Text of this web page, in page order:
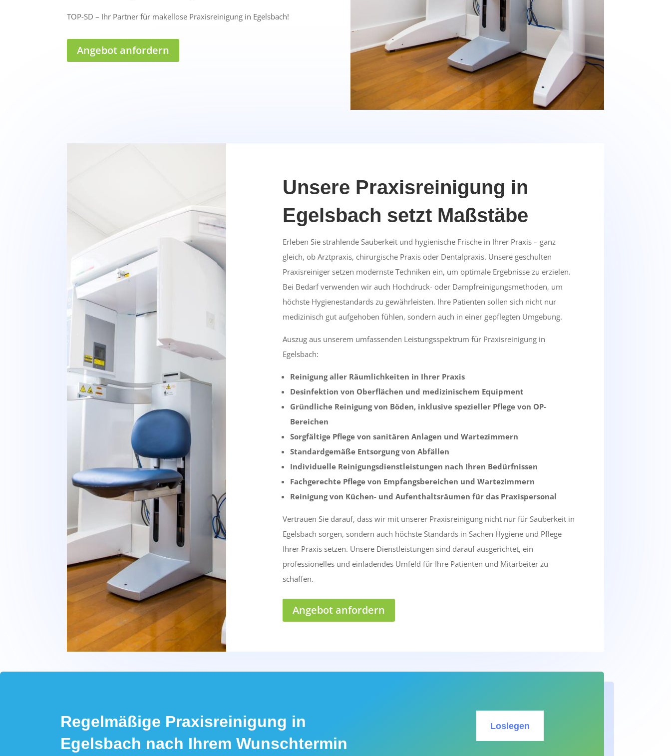
TOP-SD – Ihr Partner für makellose Praxisreinigung in Egelsbach!
Angebot anfordern
Unsere Praxisreinigung in
Egelsbach setzt Maßstäbe
Erleben Sie strahlende Sauberkeit und hygienische Frische in Ihrer Praxis – ganz
gleich, ob Arztpraxis, chirurgische Praxis oder Dentalpraxis. Unsere geschulten
Praxisreiniger setzen modernste Techniken ein, um optimale Ergebnisse zu erzielen.
Bei Bedarf verwenden wir auch Hochdruck- oder Dampfreinigungsmethoden, um
höchste Hygienestandards zu gewährleisten. Ihre Patienten sollen sich nicht nur
medizinisch gut aufgehoben fühlen, sondern auch in einer gepflegten Umgebung.
Auszug aus unserem umfassenden Leistungsspektrum für Praxisreinigung in
Egelsbach:
Reinigung aller Räumlichkeiten in Ihrer Praxis
Desinfektion von Oberflächen und medizinischem Equipment
Gründliche Reinigung von Böden, inklusive spezieller Pflege von OP-
Bereichen
Sorgfältige Pflege von sanitären Anlagen und Wartezimmern
Standardgemäße Entsorgung von Abfällen
Individuelle Reinigungsdienstleistungen nach Ihren Bedürfnissen
Fachgerechte Pflege von Empfangsbereichen und Wartezimmern
Reinigung von Küchen- und Aufenthaltsräumen für das Praxispersonal
Vertrauen Sie darauf, dass wir mit unserer Praxisreinigung nicht nur für Sauberkeit in
Egelsbach sorgen, sondern auch höchste Standards in Sachen Hygiene und Pflege
Ihrer Praxis setzen. Unsere Dienstleistungen sind darauf ausgerichtet, ein
professionelles und einladendes Umfeld für Ihre Patienten und Mitarbeiter zu
schaffen.
Angebot anfordern
Regelmäßige Praxisreinigung in
Egelsbach nach Ihrem Wunschtermin
Loslegen